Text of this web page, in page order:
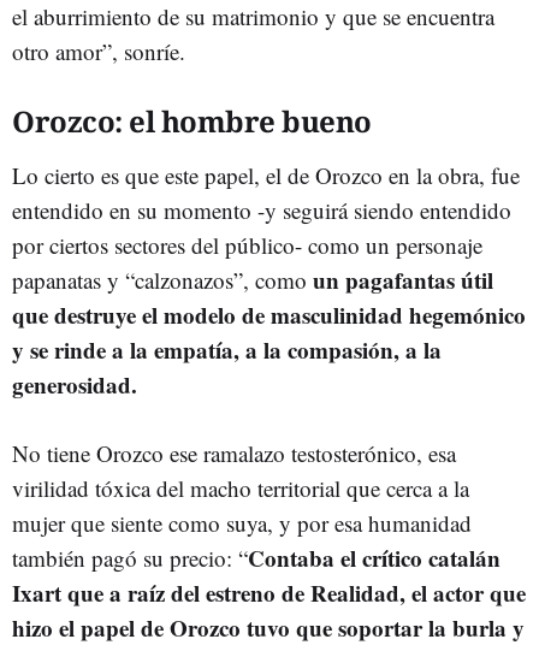
el aburrimiento de su matrimonio y que se encuentra
otro amor”, sonríe.
Orozco: el hombre bueno
Lo cierto es que este papel, el de Orozco en la obra, fue
entendido en su momento -y seguirá siendo entendido
por ciertos sectores del público- como un personaje
papanatas y “calzonazos”, como un pagafantas útil
que destruye el modelo de masculinidad hegemónico
y se rinde a la empatía, a la compasión, a la
generosidad.
No tiene Orozco ese ramalazo testosterónico, esa
virilidad tóxica del macho territorial que cerca a la
mujer que siente como suya, y por esa humanidad
también pagó su precio: “Contaba el crítico catalán
Ixart que a raíz del estreno de Realidad, el actor que
hizo el papel de Orozco tuvo que soportar la burla y